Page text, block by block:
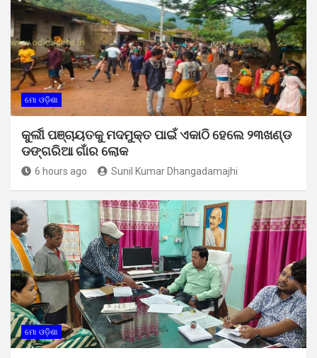
ମୋ ଓଡ଼ିଶା
କୁର୍ଲୀ ପଞ୍ଚାୟତକୁ ମଦମୁକ୍ତ ପାଇଁ ଏକାଠି ହେଲେ ୨୩ଖଣ୍ଡ
ଡଙ୍ଗରିଆ ଗାଁର ଲୋକ
6 hours ago Sunil Kumar Dhangadamajhi
ମୋ ଓଡ଼ିଶା